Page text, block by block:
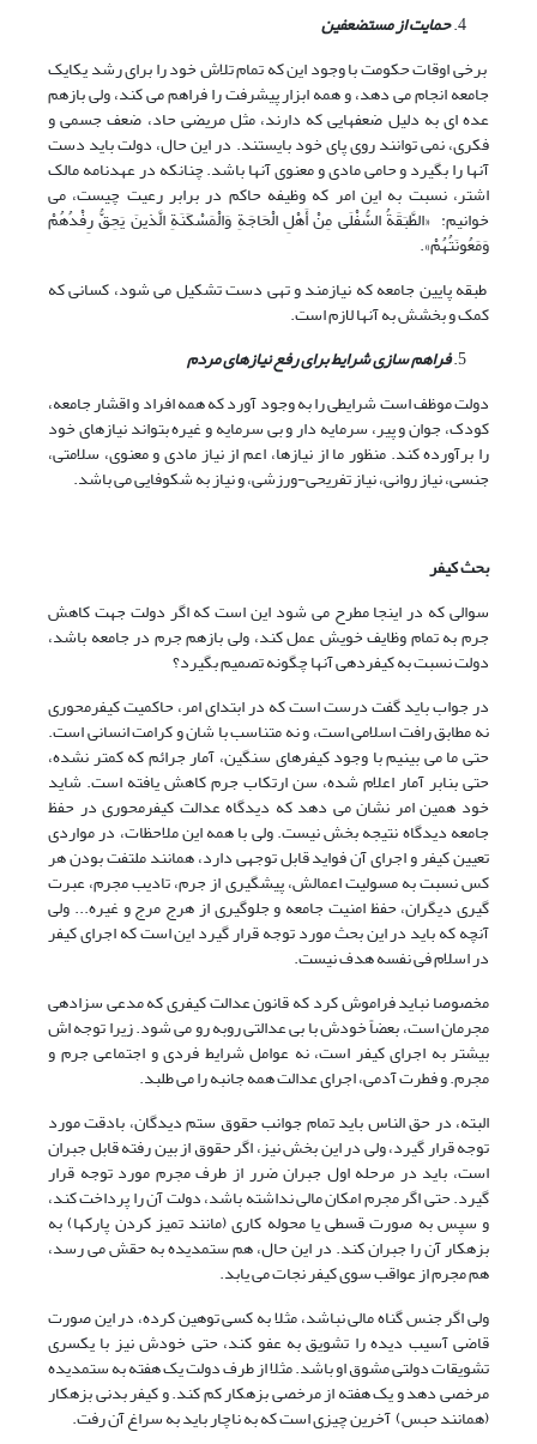
حمایت از مستضعفین
برخی اوقات حکومت با وجود این که تمام تلاش خود را برای رشد یکایک
جامعه انجام می دهد، و همه ابزار پیشرفت را فراهم می کند، ولی بازهم
عده ای به دلیل ضعفهایی که دارند، مثل مریضی حاد، ضعف جسمی و
فکری، نمی توانند روی پای خود بایستند. در این حال، دولت باید دست
آنها را بگیرد و حامی مادی و معنوی آنها باشد. چنانکه در عهدنامه مالک
اشتر، نسبت به این امر که وظیفه حاکم در برابر رعیت چیست، می
خوانیم: «الطَّبَقَةُ السُّفْلَی مِنْ أَهْلِ الْحَاجَةِ وَالْمَسْکَنَةِ الَّذینَ یَحِقُّ رِفْدُهُمْ
وَمَعُونَتُهُمْ».
طبقه پایین جامعه که نیازمند و تهی دست تشکیل می شود، کسانی که
کمک و بخشش به آنها لازم است.
فراهم سازی شرایط برای رفع نیازهای مردم
دولت موظف است شرایطی را به وجود آورد که همه افراد و اقشار جامعه،
کودک، جوان و پیر، سرمایه دار و بی سرمایه و غیره بتواند نیازهای خود
را برآورده کند. منظور ما از نیازها، اعم از نیاز مادی و معنوی، سلامتی،
جنسی، نیاز روانی، نیاز تفریحی-ورزشی، و نیاز به شکوفایی می باشد.
بحث کیفر
سوالی که در اینجا مطرح می شود این است که اگر دولت جهت کاهش
جرم به تمام وظایف خویش عمل کند، ولی بازهم جرم در جامعه باشد،
دولت نسبت به کیفردهی آنها چگونه تصمیم بگیرد؟
در جواب باید گفت درست است که در ابتدای امر، حاکمیت کیفرمحوری
نه مطابق رافت اسلامی است، و نه متناسب با شان و کرامت انسانی است.
حتی ما می بینیم با وجود کیفرهای سنگین، آمار جرائم که کمتر نشده،
حتی بنابر آمار اعلام شده، سن ارتکاب جرم کاهش یافته است. شاید
خود همین امر نشان می دهد که دیدگاه عدالت کیفرمحوری در حفظ
جامعه دیدگاه نتیجه بخش نیست. ولی با همه این ملاحظات، در مواردی
تعیین کیفر و اجرای آن فواید قابل توجهی دارد، همانند ملتفت بودن هر
کس نسبت به مسولیت اعمالش، پیشگیری از جرم، تادیب مجرم، عبرت
گیری دیگران، حفظ امنیت جامعه و جلوگیری از هرج مرج و غیره... ولی
آنچه که باید در این بحث مورد توجه قرار گیرد این است که اجرای کیفر
در اسلام فی نفسه هدف نیست.
مخصوصا نباید فراموش کرد که قانون عدالت کیفری که مدعی سزادهی
مجرمان است، بعضاً خودش با بی عدالتی روبه رو می شود. زیرا توجه اش
بیشتر به اجرای کیفر است، نه عوامل شرایط فردی و اجتماعی جرم و
مجرم. و فطرت آدمی، اجرای عدالت همه جانبه را می طلبد.
البته، در حق الناس باید تمام جوانب حقوق ستم دیدگان، بادقت مورد
توجه قرار گیرد، ولی در این بخش نیز، اگر حقوق از بین رفته قابل جبران
است، باید در مرحله اول جبران ضرر از طرف مجرم مورد توجه قرار
گیرد. حتی اگر مجرم امکان مالی نداشته باشد، دولت آن را پرداخت کند،
و سپس به صورت قسطی یا محوله کاری (مانند تمیز کردن پارکها) به
بزهکار آن را جبران کند. در این حال، هم ستمدیده به حقش می رسد،
هم مجرم از عواقب سوی کیفر نجات می یابد.
ولی اگر جنس گناه مالی نباشد، مثلا به کسی توهین کرده، در این صورت
قاضی آسیب دیده را تشویق به عفو کند، حتی خودش نیز با یکسری
تشویقات دولتی مشوق او باشد. مثلا از طرف دولت یک هفته به ستمدیده
مرخصی دهد و یک هفته از مرخصی بزهکار کم کند. و کیفر بدنی بزهکار
(همانند حبس) آخرین چیزی است که به ناچار باید به سراغ آن رفت.